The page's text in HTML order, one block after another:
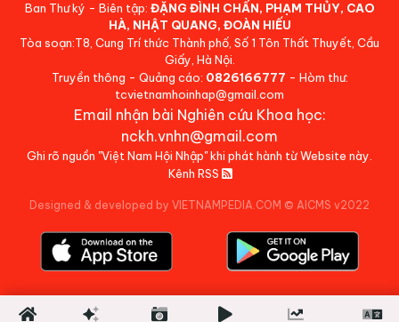
Ban Thư ký - Biên tập: ĐẶNG ĐÌNH CHẤN, PHẠM THỦY, CAO
HÀ, NHẬT QUANG, ĐOÀN HIẾU
Tòa soạn:T8, Cung Trí thức Thành phố, Số 1 Tôn Thất Thuyết, Cầu
Giấy, Hà Nội.
Truyền thông - Quảng cáo: 0826166777 - Hòm thư:
tcvietnamhoinhap@gmail.com
Email nhận bài Nghiên cứu Khoa học:
nckh.vnhn@gmail.com
Ghi rõ nguồn "Việt Nam Hội Nhập" khi phát hành từ Website này.
Kênh RSS
Designed & developed by VIETNAMPEDIA.COM © AICMS v2022